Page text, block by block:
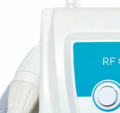
$ 3.402.000.